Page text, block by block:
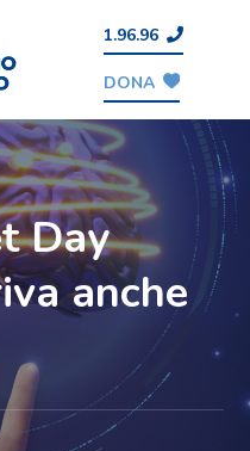
1.96.96
DONA
Day
anche